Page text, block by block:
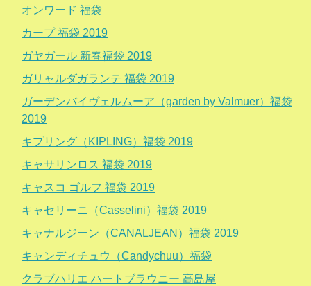
オンワード 福袋
カープ 福袋 2019
ガヤガール 新春福袋 2019
ガリャルダガランテ 福袋 2019
ガーデンバイヴェルムーア（garden by Valmuer）福袋
2019
キプリング（KIPLING）福袋 2019
キャサリンロス 福袋 2019
キャスコ ゴルフ 福袋 2019
キャセリーニ（Casselini）福袋 2019
キャナルジーン（CANALJEAN）福袋 2019
キャンディチュウ（Candychuu）福袋
クラブハリエ ハートブラウニー 高島屋